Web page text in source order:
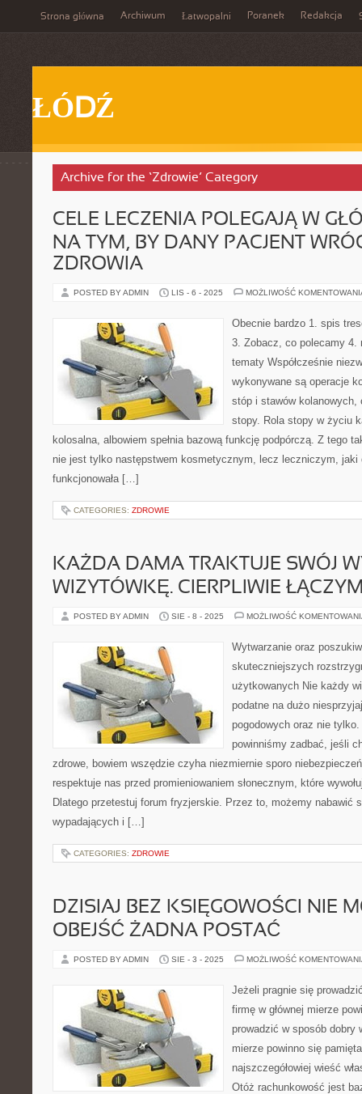
Strona główna Archiwum Łatwopalni Poranek Redakcja
ŁÓDŹ
Archive for the ‘Zdrowie’ Category
CELE LECZENIA POLEGAJĄ W
NA TYM, BY DANY PACJENT
ZDROWIA
POSTED BY ADMIN LIS - 6 - 2025 MOŻLIWOŚĆ
Obecnie bardzo 1. spis
3. Zobacz, co polecamy 4.
tematy Współcześnie
wykonywane są operacje
stóp i stawów
stopy. Rola stopy w życiu
kolosalna, albowiem spełnia bazową funkcję podpórczą. Z tego
nie jest tylko następstwem kosmetycznym, lecz leczniczym, jaki
funkcjonowała […]
CATEGORIES: ZDROWIE
KAŻDA DAMA TRAKTUJE SWÓJ
WIZYTÓWKĘ. CIERPLIWIE
POSTED BY ADMIN SIE - 8 - 2025 MOŻLIWOŚĆ
Wytwarzanie oraz
skuteczniejszych
użytkowanych Nie każdy
podatne na dużo
pogodowych oraz nie tylko.
powinniśmy zadbać, jeśli
zdrowe, bowiem wszędzie czyha niezmiernie sporo
respektuje nas przed promieniowaniem słonecznym, które
Dlatego przetestuj forum fryzjerskie. Przez to, możemy nabawić
wypadających i […]
CATEGORIES: ZDROWIE
DZISIAJ BEZ KSIĘGOWOŚCI NIE
OBEJŚĆ ŻADNA POSTAĆ
POSTED BY ADMIN SIE - 3 - 2025 MOŻLIWOŚĆ
Jeżeli pragnie się
firmę w głównej mierze
prowadzić w sposób dobry
mierze powinno się
najszczegółowiej wieść
Otóż rachunkowość jest